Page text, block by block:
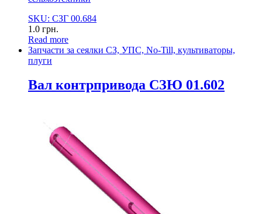
SKU: СЗГ 00.684
1.0 грн.
Read more
Запчасти за сеялки СЗ, УПС, No-Till, культиваторы,
плуги
Вал контрпривода СЗЮ 01.602